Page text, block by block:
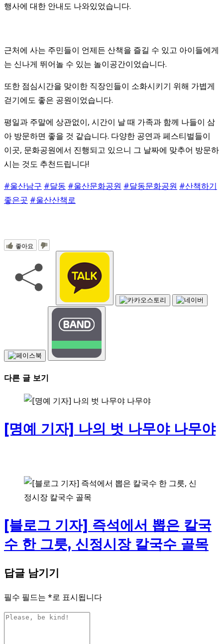
행사에 대한 안내도 나와있었습니다.
근처에 사는 주민들이 언제든 산책을 즐길 수 있고 아이들에게
는 신나게 뛰어놀 수 있는 놀이공간이었습니다.
또한 점심시간을 맞이한 직장인들이 소화시키기 위해 가볍게
걷기에도 좋은 공원이었습니다.
평일과 주말에 상관없이, 시간이 날 때 가족과 함께 나들이 삼
아 방문하면 좋을 것 같습니다. 다양한 공연과 페스티벌들이
이곳, 문화공원에서 진행되고 있으니 그 날짜에 맞추어 방문하
시는 것도 추천드립니다!
#울산남구 #달동 #울산문화공원 #달동문화공원 #산책하기
좋은곳 #울산산책로
좋아요
다른 글 보기
[명예 기자] 나의 벗 나무야 나무야
[블로그 기자] 즉석에서 뽑은 칼국
수 한 그릇, 신정시장 칼국수 골목
답글 남기기
필수 필드는 *로 표시됩니다